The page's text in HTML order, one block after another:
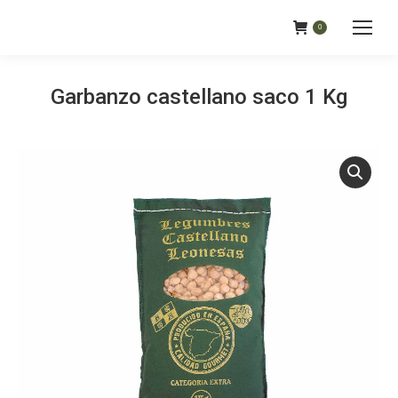
0
Garbanzo castellano saco 1 Kg